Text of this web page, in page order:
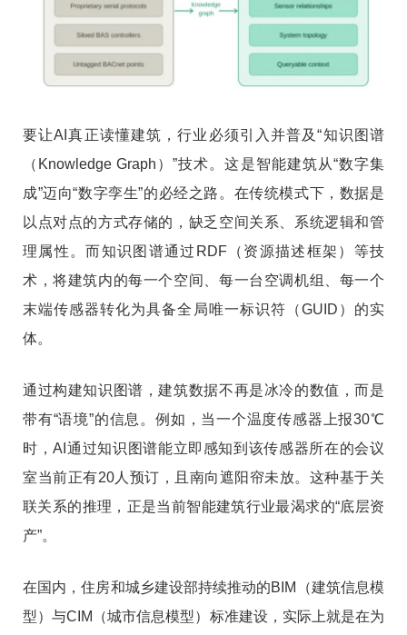
要让AI真正读懂建筑，行业必须引入并普及“知识图谱
（Knowledge Graph）”技术。这是智能建筑从“数字集
成”迈向“数字孪生”的必经之路。在传统模式下，数据是
以点对点的方式存储的，缺乏空间关系、系统逻辑和管
理属性。而知识图谱通过RDF（资源描述框架）等技
术，将建筑内的每一个空间、每一台空调机组、每一个
末端传感器转化为具备全局唯一标识符（GUID）的实
体。
通过构建知识图谱，建筑数据不再是冰冷的数值，而是
带有“语境”的信息。例如，当一个温度传感器上报30℃
时，AI通过知识图谱能立即感知到该传感器所在的会议
室当前正有20人预订，且南向遮阳帘未放。这种基于关
联关系的推理，正是当前智能建筑行业最渴求的“底层资
产”。
在国内，住房和城乡建设部持续推动的BIM（建筑信息模
型）与CIM（城市信息模型）标准建设，实际上就是在为